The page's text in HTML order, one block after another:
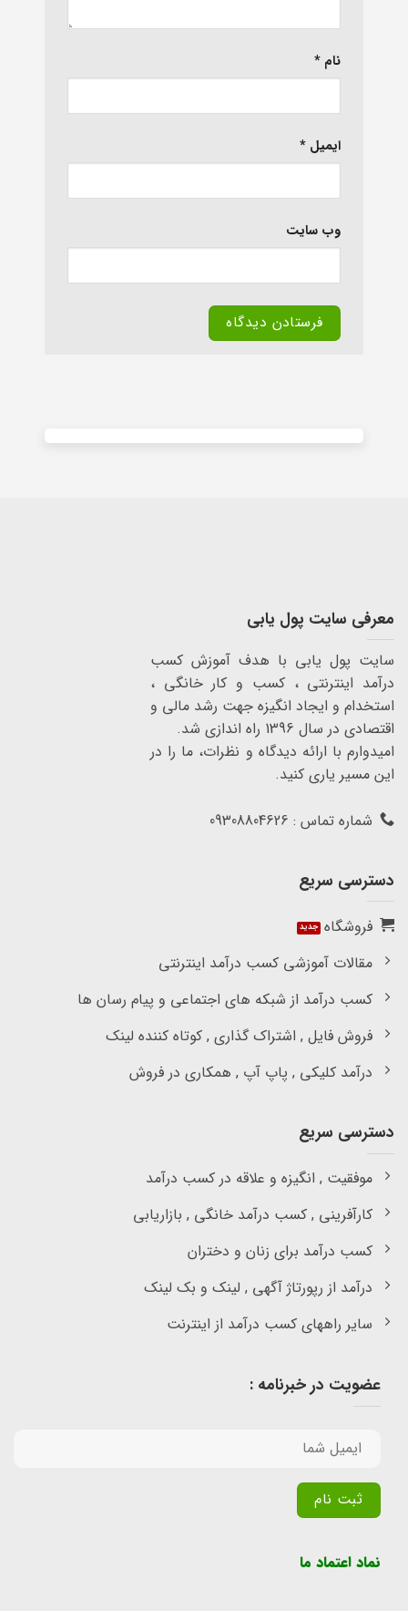
نام *
ایمیل *
وب‌ سایت
معرفی سایت پول یابی
سایت پول یابی با هدف آموزش کسب
درآمد اینترنتی ، کسب و کار خانگی ،
استخدام و ایجاد انگیزه جهت رشد مالی و
اقتصادی در سال 1396 راه اندازی شد.
امیدوارم با ارائه دیدگاه و نظرات، ما را در
این مسیر یاری کنید.
شماره تماس : 09308804626
دسترسی سریع
فروشگاه
مقالات آموزشی کسب درآمد اینترنتی
کسب درآمد از شبکه های اجتماعی و پیام رسان ها
فروش فایل , اشتراک گذاری , کوتاه کننده لینک
درآمد کلیکی , پاپ آپ , همکاری در فروش
دسترسی سریع
موفقیت , انگیزه و علاقه در کسب درآمد
کارآفرینی , کسب درآمد خانگی , بازاریابی
کسب درآمد برای زنان و دختران
درآمد از رپورتاژ آگهی , لینک و بک لینک
سایر راههای کسب درآمد از اینترنت
عضویت در خبرنامه :
نماد اعتماد ما